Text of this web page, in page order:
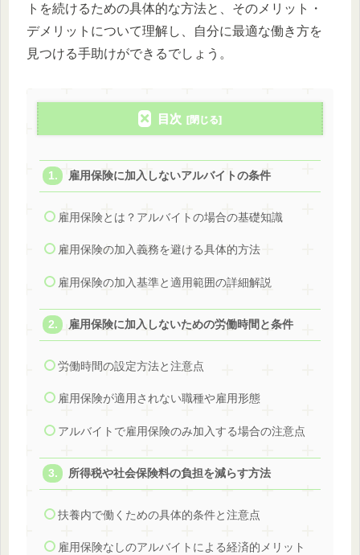
トを続けるための具体的な方法と、そのメリット・
デメリットについて理解し、自分に最適な働き方を
見つける手助けができるでしょう。
目次
雇用保険に加入しないアルバイトの条件
雇用保険とは？アルバイトの場合の基礎知識
雇用保険の加入義務を避ける具体的方法
雇用保険の加入基準と適用範囲の詳細解説
雇用保険に加入しないための労働時間と条件
労働時間の設定方法と注意点
雇用保険が適用されない職種や雇用形態
アルバイトで雇用保険のみ加入する場合の注意点
所得税や社会保険料の負担を減らす方法
扶養内で働くための具体的条件と注意点
雇用保険なしのアルバイトによる経済的メリット